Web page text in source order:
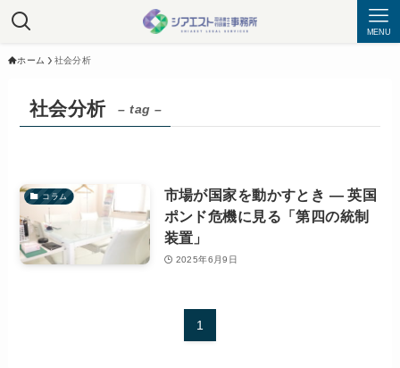
MENU
ホーム 社会分析
社会分析 – tag –
コラム
市場が国家を動かすとき — 英国
ポンド危機に見る「第四の統制
装置」
2025年6月9日
1